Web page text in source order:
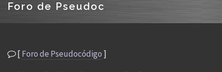
Foro de Pseudoc
[Foro de Pseudocódigo]